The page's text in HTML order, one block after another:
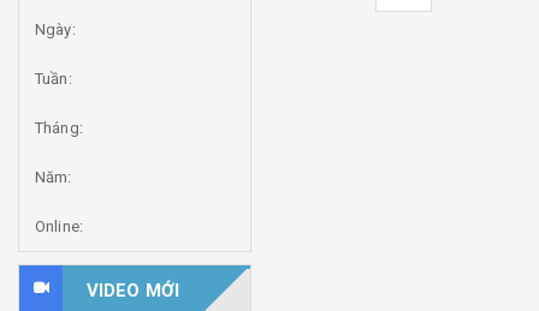
Ngày:
Tuần:
Tháng:
Năm:
Online:
VIDEO MỚI